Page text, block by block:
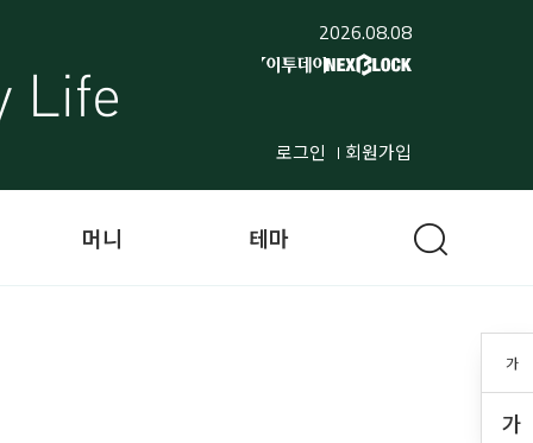
2026.08.08
로그인 회원가입
가
가
머니 테마